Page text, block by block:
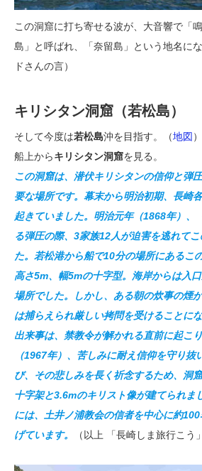
この洞窟に打ち寄せる波が、大音響で「
島」と呼ばれ、「奈留島」という地名に
ドさんの言）
キリシタン洞窟（若松島）
そして今度は若松島沖を目指す。（地図 ）
船上からキリシタン洞窟を見る。
この洞窟は、潜伏キリシタンの信仰と弾
要な場所です。幕末から明治初期、長崎
起きていました。明治元年（1868年）、
る弾圧の際、3家族12人が迫害を逃れて
た。若松港から船で10分の場所にあるこ
高さ5m、幅5mの十字型。海岸からは入
場所でした。しかし、ある朝の炊事の煙
は捕らえられ厳しい拷問を受けることに
出来事は、禁教令が解かれる直前に起こ
（1967年）、苦しみに耐え信仰を守り抜
び、その悲しみを長く祈念するため、洞
十字架と3.6mのキリスト像が建てられま
には、土井ノ浦教会の信者を中心に約
げています。
（以上 「長崎しま旅行こう